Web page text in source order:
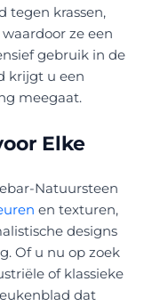
tegen krassen,
ze een
gebruik in de
krijgt u een
meegaat.
Elke
Natuursteen
en texturen,
designs
Of u nu op zoek
of klassieke
dat